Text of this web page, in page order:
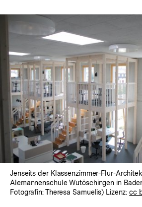
Lightbox
öffnen
Jenseits der Klassenzimmer-Flur-
Alemannenschule Wutöschingen in
Fotografin: Theresa Samuelis) Lizenz:cc